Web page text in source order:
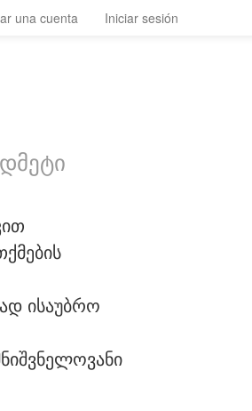
una cuenta Iniciar sesión
ისაუბრო